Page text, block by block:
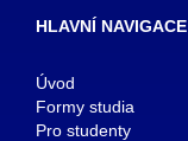
HLAVNÍ NAVIGACE
Úvod
Formy studia
Pro studenty